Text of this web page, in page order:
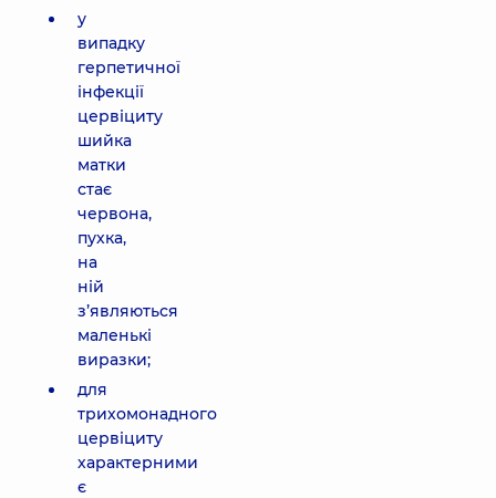
у
випадку
герпетичної
інфекції
цервіциту
шийка
матки
стає
червона,
пухка,
на
ній
з’являються
маленькі
виразки;
для
трихомонадного
цервіциту
характерними
є